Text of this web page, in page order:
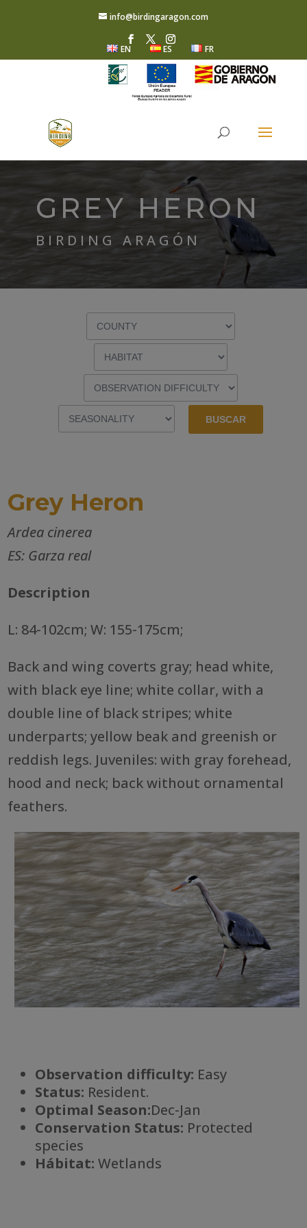
info@birdingaragon.com
EN ES FR
GREY HERON
BIRDING ARAGÓN
Grey Heron
Ardea cinerea
ES: Garza real
Description
L: 84-102cm; W: 155-175cm;
Back and wing coverts gray; head white,
with black eye line; white collar, with a
double line of black stripes; white
underparts; yellow beak and greenish or
reddish legs. Juveniles: with gray forehead,
hood and neck; back without ornamental
feathers.
Observation difficulty: Easy
Status: Resident.
Optimal Season:Dec-Jan
Conservation Status: Protected
species
Hábitat: Wetlands